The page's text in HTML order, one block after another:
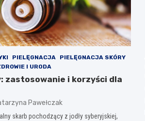
PIELĘGNACJA
PIELĘGNACJA SKÓRY
I URODA
zastosowanie i korzyści dla
Pawełczak
skarb pochodzący z jodły syberyjskiej,